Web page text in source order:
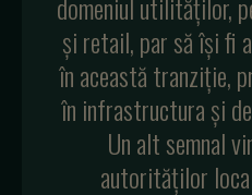
și retail, par să își fi
în această tranziție,
în infrastructura și
Un alt semnal
autorităților